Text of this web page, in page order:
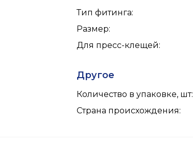
Тип фитинга:
Размер:
Для пресс-клещей:
Другое
Количество в упаковке, шт:
Страна происхождения: